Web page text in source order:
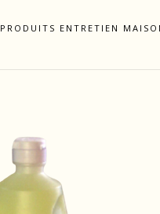
PRODUITS ENTRETIEN